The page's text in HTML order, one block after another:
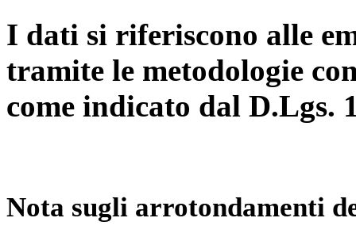
I dati si riferiscono alle
tramite le metodologie
come indicato dal D.Lgs.
Nota sugli arrotondamenti